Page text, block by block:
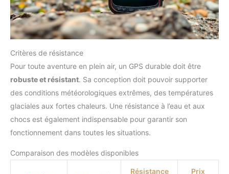
Critères de résistance
Pour toute aventure en plein air, un GPS durable doit être
robuste et résistant. Sa conception doit pouvoir supporter
des conditions météorologiques extrêmes, des températures
glaciales aux fortes chaleurs. Une résistance à l’eau et aux
chocs est également indispensable pour garantir son
fonctionnement dans toutes les situations.
Comparaison des modèles disponibles
Résistance
Prix